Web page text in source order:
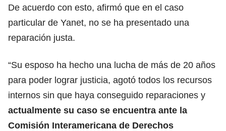
De acuerdo con esto, afirmó que en el caso
particular de Yanet, no se ha presentado una
reparación justa.
“Su esposo ha hecho una lucha de más de 20 años
para poder lograr justicia, agotó todos los recursos
internos sin que haya conseguido reparaciones y
actualmente su caso se encuentra ante la
Comisión Interamericana de Derechos